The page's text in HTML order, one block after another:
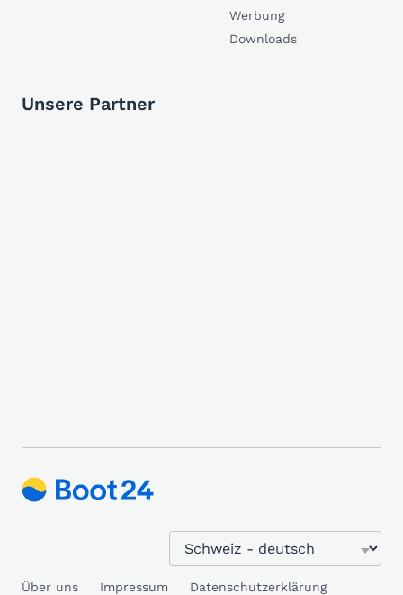
Werbung
Downloads
Unsere Partner
Über uns Impressum
Datenschutzerklärung